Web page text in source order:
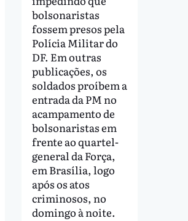
bolsonaristas
fossem presos pela
Polícia Militar do
DF. Em outras
publicações, os
soldados proíbem a
entrada da PM no
acampamento de
bolsonaristas em
frente ao quartel-
general da Força,
em Brasília, logo
após os atos
criminosos, no
domingo à noite.